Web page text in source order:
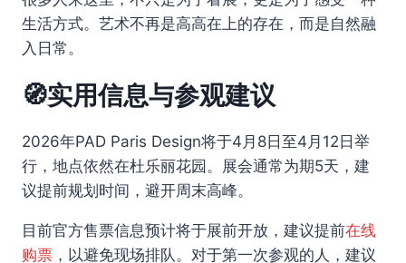
生活方式。艺术不再是高高在上的存在，而是自然融
入日常。
🧭实用信息与参观建议
2026年PAD Paris Design将于4月8日至4月12日举
行，地点依然在杜乐丽花园。展会通常为期5天，建
议提前规划时间，避开周末高峰。
目前官方售票信息预计将于展前开放，建议提前在线
购票 ，以避免现场排队。对于第一次参观的人，建议